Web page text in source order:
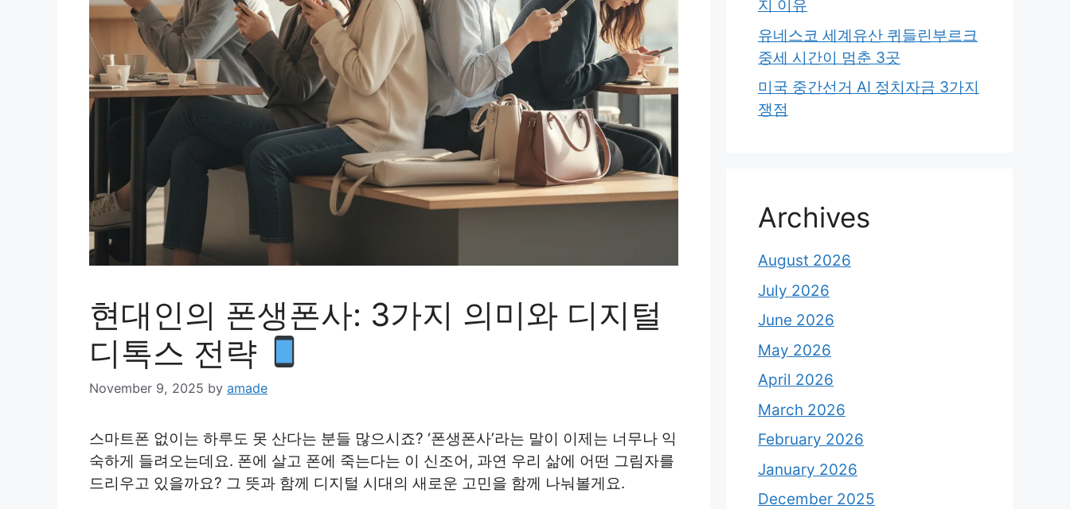
현대인의 폰생폰사: 3가지 의미와 디지털
디톡스 전략
November 9, 2025 by amade
스마트폰 없이는 하루도 못 산다는 분들 많으시죠? ‘폰생폰사’라는 말이 이제는 너무나 익
숙하게 들려오는데요. 폰에 살고 폰에 죽는다는 이 신조어, 과연 우리 삶에 어떤 그림자를
드리우고 있을까요? 그 뜻과 함께 디지털 시대의 새로운 고민을 함께 나눠볼게요.
지 이유
유네스코 세계유산 퀴들린부르크
중세 시간이 멈춘 3곳
미국 중간선거 AI 정치자금 3가지
쟁점
Archives
August 2026
July 2026
June 2026
May 2026
April 2026
March 2026
February 2026
January 2026
December 2025